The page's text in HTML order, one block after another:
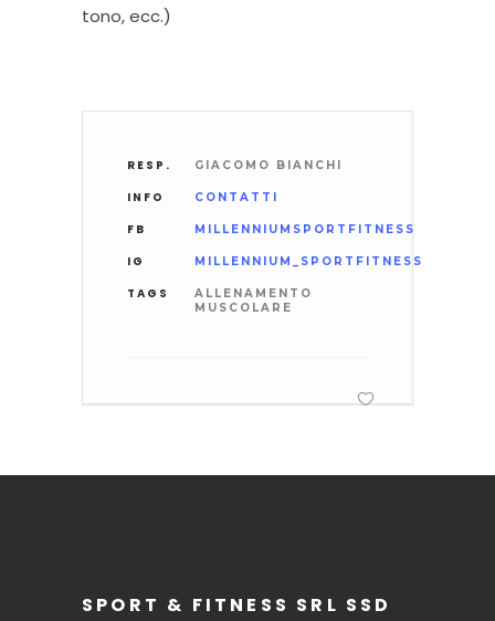
tono, ecc.)
RESP. GIACOMO BIANCHI
INFO CONTATTI
FB MILLENNIUMSPORTFITNESS
IG MILLENNIUM_SPORTFITNESS
TAGS
ALLENAMENTO
MUSCOLARE
SPORT & FITNESS SRL SSD